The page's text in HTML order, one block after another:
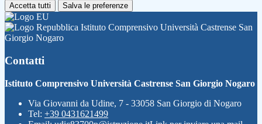
Accetta tutti Salva le preferenze
Istituto Comprensivo Università Castrense San
Giorgio Nogaro
Contatti
Istituto Comprensivo Università Castrense San Giorgio Nogaro
Via Giovanni da Udine, 7 - 33058 San Giorgio di Nogaro
Tel: +39 0431621499